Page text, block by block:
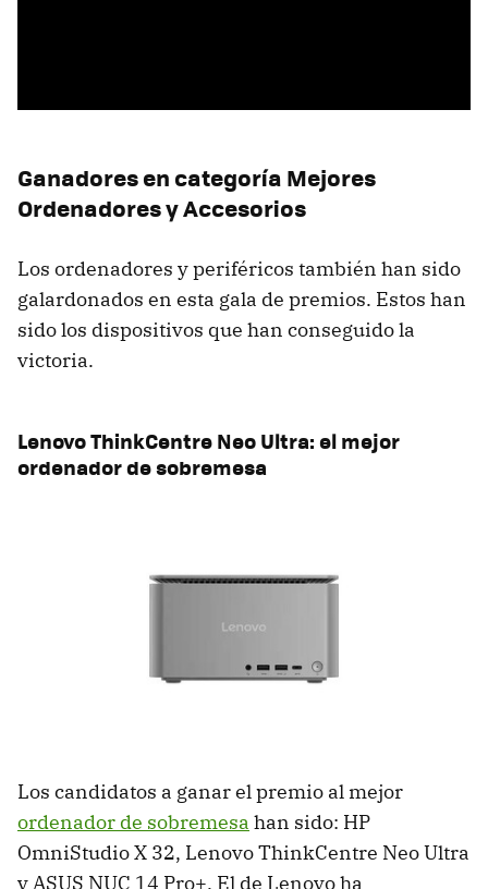
Ganadores en categoría Mejores
Ordenadores y Accesorios
Los ordenadores y periféricos también han sido
galardonados en esta gala de premios. Estos han
sido los dispositivos que han conseguido la
victoria.
Lenovo ThinkCentre Neo Ultra: el mejor
ordenador de sobremesa
Los candidatos a ganar el premio al mejor
ordenador de sobremesa han sido: HP
OmniStudio X 32, Lenovo ThinkCentre Neo Ultra
y ASUS NUC 14 Pro+. El de Lenovo ha